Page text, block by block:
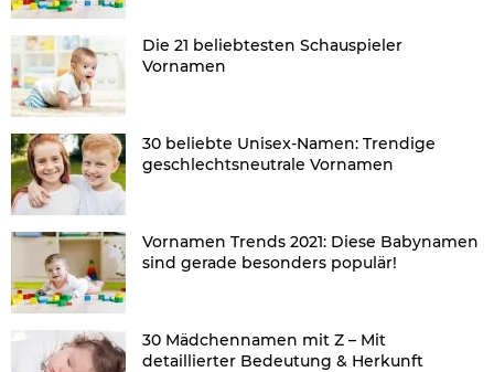
Die 21 beliebtesten Schauspieler
Vornamen
30 beliebte Unisex-Namen: Trendige
geschlechtsneutrale Vornamen
Vornamen Trends 2021: Diese Babynamen
sind gerade besonders populär!
30 Mädchennamen mit Z – Mit
detaillierter Bedeutung & Herkunft